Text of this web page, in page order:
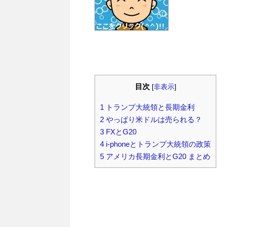
目次 [非表示]
1 トランプ大統領と長期金利
2 やっぱり米ドルは売られる？
3 FXとG20
4 i-phoneとトランプ大統領の政策
5 アメリカ長期金利とG20 まとめ